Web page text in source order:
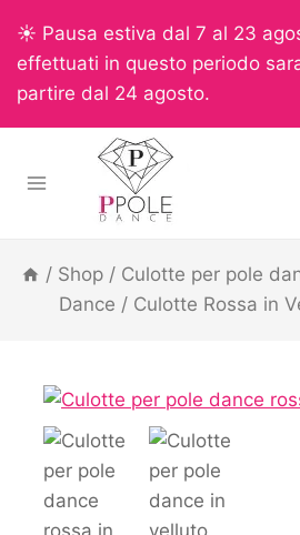
☀️ Pausa estiva dal 7 al 23
effettuati in questo periodo
partire dal 24 agosto.
/ Shop / Culotte per pole
Dance / Culotte Rossa in